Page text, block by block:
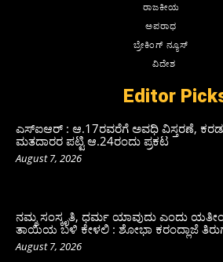
ರಾಜಕೀಯ
ಅಪರಾಧ
ಬ್ರೇಕಿಂಗ್ ನ್ಯೂಸ್
ವಿದೇಶ
Editor
ಎಸ್‌ಐಆರ್‌ : ಆ.17ರವರೆಗೆ ಅವಧಿ ವಿಸ್ತರಣೆ,
ಮತದಾರರ ಪಟ್ಟಿ ಆ.24ರಂದು ಪ್ರಕಟ
August 7, 2026
ನಮ್ಮ ಸಂಸ್ಕೃತಿ, ಧರ್ಮ ಯಾವುದು ಎಂದು
ತಾಯಿಯ ಬಳಿ ಕೇಳಲಿ : ಶೋಭಾ ಕರಂದ್ಲಾಜೆ
August 7, 2026